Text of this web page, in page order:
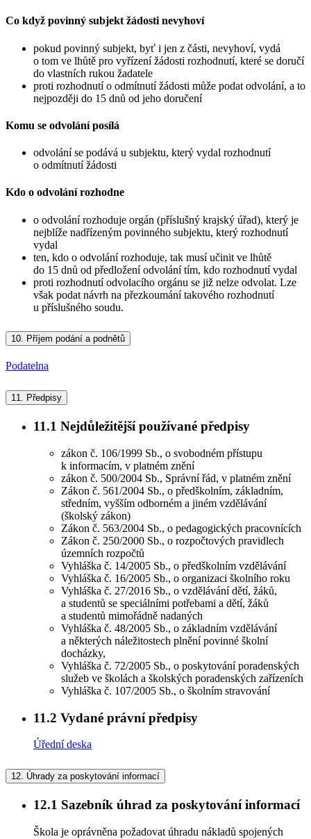
Co když povinný subjekt žádosti nevyhoví
pokud povinný subjekt, byť i jen z části, nevyhoví, vydá
o tom ve lhůtě pro vyřízení žádosti rozhodnutí, které se doručí
do vlastních rukou žadatele
proti rozhodnutí o odmítnutí žádosti může podat odvolání, a to
nejpozději do 15 dnů od jeho doručení
Komu se odvolání posílá
odvolání se podává u subjektu, který vydal rozhodnutí
o odmítnutí žádosti
Kdo o odvolání rozhodne
o odvolání rozhoduje orgán (příslušný krajský úřad), který je
nejblíže nadřízeným povinného subjektu, který rozhodnutí
vydal
ten, kdo o odvolání rozhoduje, tak musí učinit ve lhůtě
do 15 dnů od předložení odvolání tím, kdo rozhodnutí vydal
proti rozhodnutí odvolacího orgánu se již nelze odvolat. Lze
však podat návrh na přezkoumání takového rozhodnutí
u příslušného soudu.
10. Příjem podání a podnětů
Podatelna
11. Předpisy
11.1 Nejdůležitější používané předpisy
zákon č. 106/1999 Sb., o svobodném přístupu
k informacím, v platném znění
zákon č. 500/2004 Sb., Správní řád, v platném znění
Zákon č. 561/2004 Sb., o předškolním, základním,
středním, vyšším odborném a jiném vzdělávání
(školský zákon)
Zákon č. 563/2004 Sb., o pedagogických pracovnících
Zákon č. 250/2000 Sb., o rozpočtových pravidlech
územních rozpočtů
Vyhláška č. 14/2005 Sb., o předškolním vzdělávání
Vyhláška č. 16/2005 Sb., o organizaci školního roku
Vyhláška č. 27/2016 Sb., o vzdělávání dětí, žáků,
a studentů se speciálními potřebami a dětí, žáků
a studentů mimořádně nadaných
Vyhláška č. 48/2005 Sb., o základním vzdělávání
a některých náležitostech plnění povinné školní
docházky,
Vyhláška č. 72/2005 Sb., o poskytování poradenských
služeb ve školách a školských poradenských zařízeních
Vyhláška č. 107/2005 Sb., o školním stravování
11.2 Vydané právní předpisy
Úřední deska
12. Úhrady za poskytování informací
12.1 Sazebník úhrad za poskytování informací
Škola je oprávněna požadovat úhradu nákladů spojených